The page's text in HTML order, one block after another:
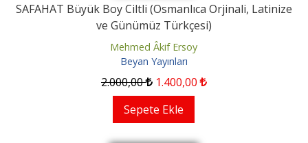
SAFAHAT Büyük Boy Ciltli (Osmanlıca Orjinali, Latinize
ve Günümüz Türkçesi)
Mehmed Âkif Ersoy
Beyan Yayınları
2.000,00 1.400,00
Sepete Ekle